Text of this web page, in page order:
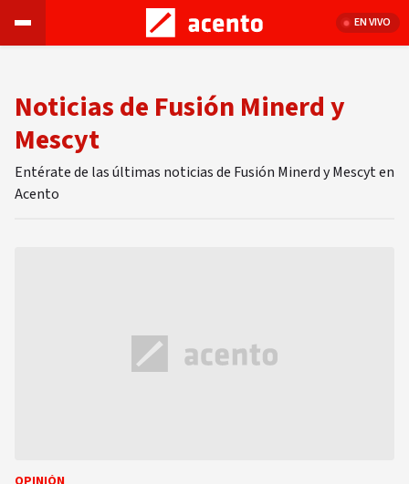
EN VIVO
Noticias de Fusión Minerd y
Mescyt
Entérate de las últimas noticias de Fusión Minerd y Mescyt en
Acento